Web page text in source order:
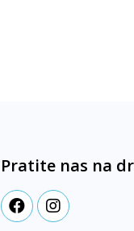
Pratite nas na